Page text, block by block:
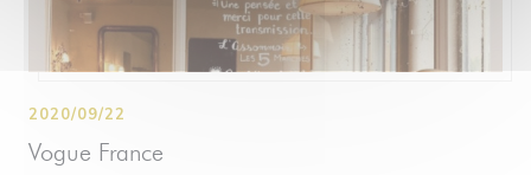
Vogue France
2020/09/22